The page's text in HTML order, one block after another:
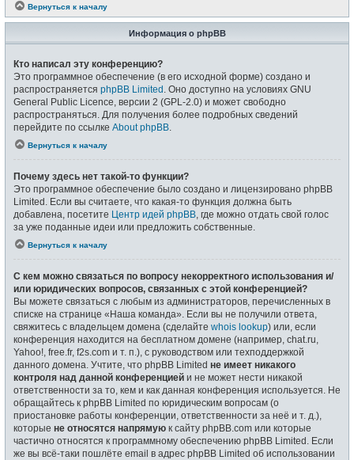
Вернуться к началу
Информация о phpBB
Кто написал эту конференцию?
Это программное обеспечение (в его исходной форме) создано и
распространяется phpBB Limited . Оно доступно на условиях GNU
General Public Licence, версии 2 (GPL-2.0) и может свободно
распространяться. Для получения более подробных сведений
перейдите по ссылке About phpBB
Вернуться к началу
Почему здесь нет такой-то функции?
Это программное обеспечение было создано и лицензировано phpBB
Limited. Если вы считаете, что какая-то функция должна быть
добавлена, посетите Центр идей phpBB , где можно отдать свой голос
за уже поданные идеи или предложить собственные.
Вернуться к началу
С кем можно связаться по вопросу некорректного использования и/
или юридических вопросов, связанных с этой конференцией?
Вы можете связаться с любым из администраторов, перечисленных в
списке на странице «Наша команда». Если вы не получили ответа,
свяжитесь с владельцем домена (сделайте whois lookup) или, если
конференция находится на бесплатном домене (например, chat.ru,
Yahoo!, free.fr, f2s.com и т. п.), с руководством или техподдержкой
данного домена. Учтите, что phpBB Limited не имеет никакого
контроля над данной конференцией и не может нести никакой
ответственности за то, кем и как данная конференция используется. Не
обращайтесь к phpBB Limited по юридическим вопросам (о
приостановке работы конференции, ответственности за неё и т. д.),
которые не относятся напрямую к сайту phpBB.com или которые
частично относятся к программному обеспечению phpBB Limited. Если
же вы всё-таки пошлёте email в адрес phpBB Limited об использовании